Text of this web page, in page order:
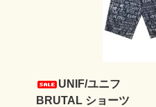
UNIF/ユニフ
BRUTAL ショーツ